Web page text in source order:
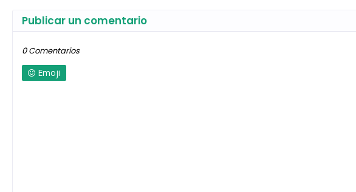
Publicar un comentario
0 Comentarios
Emoji